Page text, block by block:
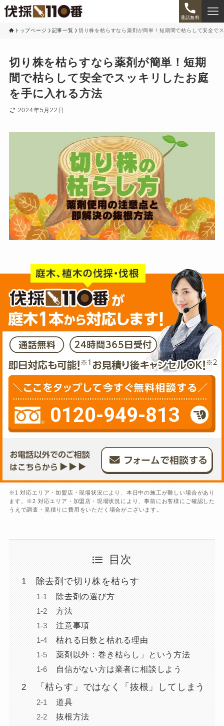
通話無料
トップページ 記事一覧 切り株を枯らすなら薬剤が簡単！短期間で枯らして安全で
切り株を枯らすなら薬剤が簡単！短期
間で枯らして安全でスッキリしたお庭
を手に入れる方法
2024年5月22日
0120-949-813
※1 対応エリア・加盟店・現場状況により、本日中の施工が難しい場合があり
ます。※2 対応エリア・加盟店・現場状況により、事前にお客様にご確認した
うえで調査・見積りに費用をいただく場合がございます。
目次
除去剤で切り株を枯らす
除去剤の選び方
方法
注意事項
枯れる日数と枯れる理由
薬剤以外：巻き枯らし」という方法
自信がない方は業者に相談しよう
「枯らす」ではなく「抜根」してしまう
道具
抜根方法